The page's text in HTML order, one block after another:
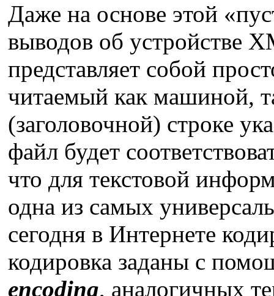
Даже на основе этой
выводов об устройстве
представляет собой
читаемый как машиной,
(заголовочной) строке
файл будет
что для текстовой
одна из самых
сегодня в Интернете
кодировка заданы с
encoding, аналогичных